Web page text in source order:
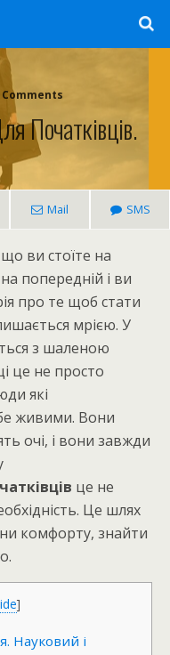
Comments
Початківців.
Mail SMS
ви стоїте на
попередній і ви
про те щоб стати
мрією. У
з шаленою
це не просто
які
живими. Вони
очі, і вони завжди
це не
Це шлях
комфорту, знайти
]
Науковий і